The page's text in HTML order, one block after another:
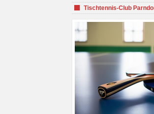
Tischtennis-Club